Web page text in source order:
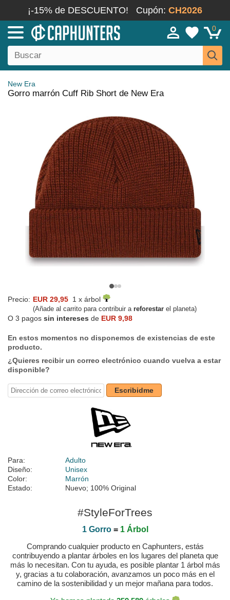
¡-15% de DESCUENTO! Cupón: CH2026
0
New Era
Gorro marrón Cuff Rib Short de New Era
Precio: EUR 29,95 1 x árbol
(Añade al carrito para contribuir a reforestar el planeta)
O 3 pagos sin intereses de EUR 9,98
En estos momentos no disponemos de existencias de este
producto.
¿Quieres recibir un correo electrónico cuando vuelva a estar
disponible?
Escribidme
Para:
Adulto
Diseño:
Unisex
Color:
Marrón
Estado:
Nuevo; 100% Original
#StyleForTrees
1 Gorro= 1 Árbol
Comprando cualquier producto en Caphunters, estás
contribuyendo a plantar árboles en los lugares del planeta que
más lo necesitan. Con tu ayuda, es posible plantar 1 árbol más
y, gracias a tu colaboración, avanzamos un poco más en el
camino de la sostenibilidad y un mejor mañana para todos.